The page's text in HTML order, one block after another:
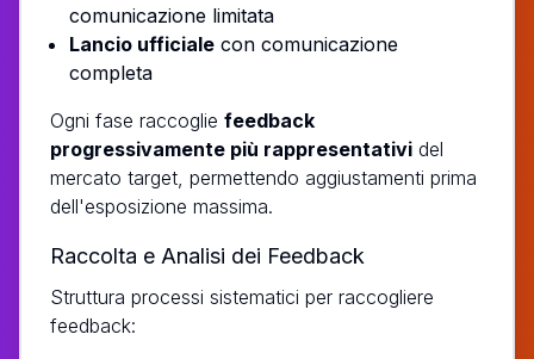
comunicazione limitata
Lancio ufficiale con comunicazione
completa
Ogni fase raccoglie feedback
progressivamente più rappresentativi del
mercato target, permettendo aggiustamenti prima
dell'esposizione massima.
Raccolta e Analisi dei Feedback
Struttura processi sistematici per raccogliere
feedback: